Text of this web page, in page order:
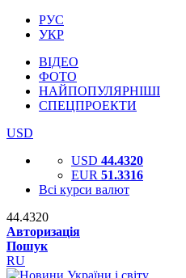
РУС
УКР
ВІДЕО
ФОТО
НАЙПОПУЛЯРНІШІ
СПЕЦПРОЕКТИ
USD
USD 44.4320
EUR 51.3316
Всі курси валют
44.4320
Авторизація
Пошук
RU